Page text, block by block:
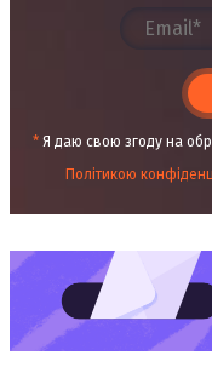
* Я даю свою згоду на
Політикою